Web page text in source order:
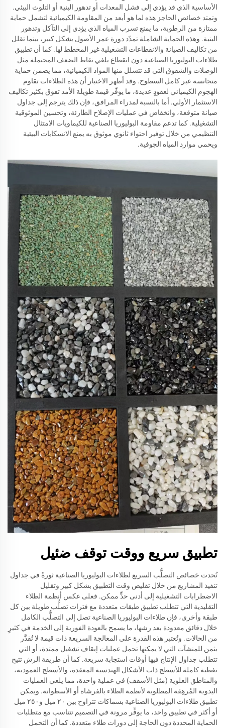
الأساسية الذي قد يؤدي إلى فشل المعدات أو تدهور البنية أو التلوث البيئي.
وتمتد خصائص الحاجز هذه لما هو أبعد من المقاومة الكيميائية لتشمل حماية
ممتازة من الرطوبة، ما يمنع تسرب المياه الذي يؤدي إلى التآكل وتدهور
البنية. وهذه الحماية الشاملة تمدّد دورة عمر الأصول بشكل كبير، بينما تقلل
من تكاليف الصيانة والانقطاعات التشغيلية غير المخطط لها. كما أن تطبيق
طلاءات البوليوريا الصناعية دون انقطاع يلغي نقاط الضعف المحتملة مثل
الوصلات والشقوق التي قد تتسلل منها المواد الكيميائية، مما يضمن حماية
متجانسة عبر كامل السطوح. وقد أظهر الاختبار أن هذه الطلاءات تقاوم
الهجوم الكيميائي لعقودٍ عديدة، ما يوفّر قيمة طويلة الأمد تفوق بكثير تكاليف
الاستثمار الأولي. أما بالنسبة لمدراء المرافق، فإن ذلك يترجم إلى جداول
صيانة متوقعة، وانخفاض في عمليات الإصلاح الطارئة، وتحسين الموثوقية
التشغيلية. كما تدعم مقاومة البوليوريا الصناعية للكيماويات الامتثال
التنظيمي من خلال توفير احتواء ثانوي موثوق به يمنع الانسكابات البيئية
ويحمي موارد المياه الجوفية.
تطبيق سريع ووقت توقف ضئيل
تُحدث خصائص التصلُّب السريع لطلاءات البوليوريا الصناعية ثورةً في جداول
تنفيذ المشاريع من خلال تقليص وقت التطبيق بشكل كبير وتقليل
الاضطرابات التشغيلية إلى أدنى حدٍّ ممكن. فعلى عكس أنظمة الطلاء
التقليدية التي تتطلب تطبيق طبقات متعددة مع فترات تصلُّب طويلة بين كل
طبقة وأخرى، فإن طلاءات البوليوريا الصناعية تصل إلى التصلُّب الكامل
خلال دقائق معدودة بعد رشها، ما يسمح بالعودة الفورية إلى الخدمة في كثيرٍ
من الحالات. وتُعتبر هذه القدرة على المعالجة السريعة ذات قيمة لا تُقدَّر
بثمن للمنشآت التي لا يمكنها تحمل عمليات إيقاف تشغيل ممتدة، أو التي
تتطلب جداول الإنتاج فيها أوقات استجابة سريعة. كما أن طريقة الرش تتيح
تغطية كاملة للأسطح ذات الأشكال الهندسية المعقدة، والأسطح العمودية،
والمناطق العلوية (مثل الأسقف) في عملية واحدة، مما يلغي العمليات
اليدوية المُرهِقة المطلوبة لأنظمة الطلاء بالفرشاة أو الأسطوانة. ويمكن
تطبيق طلاءات البوليوريا الصناعية بسماكات تتراوح بين ٢٠ ميل و٢٥٠ ميل
أو أكثر في تطبيق واحد، ما يوفِّر مرونة في التصميم تتناسب مع متطلبات
الحماية المحددة دون الحاجة إلى دورات طلاء متعددة. كما أن التحمل